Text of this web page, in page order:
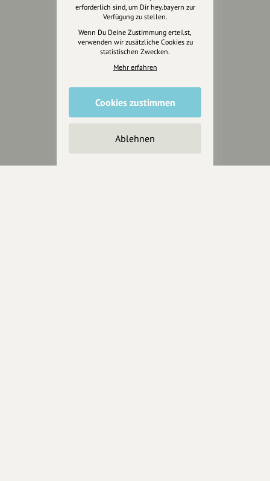
für alle, die uns besuchen
Inhalte vorschlagen
Jetzt unterstützen
Wir können leider keine
Spendenquittung ausstellen.
erforderlich sind, um Dir hey.bayern zur
Verfügung zu stellen.
Wenn Du Deine Zustimmung erteilst,
verwenden wir zusätzliche Cookies zu
statistischen Zwecken.
Mehr erfahren
Cookies zustimmen
Ablehnen